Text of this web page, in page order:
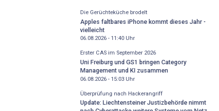
Die Gerüchteküche brodelt
Apples faltbares iPhone kommt dieses Jahr -
vielleicht
06.08.2026 - 11:40Uhr
Erster CAS im September 2026
Uni Freiburg und GS1 bringen Category
Management und KI zusammen
06.08.2026 - 15:03Uhr
Überprüfung nach Hackerangriff
Update: Liechtensteiner Justizbehörde nimmt